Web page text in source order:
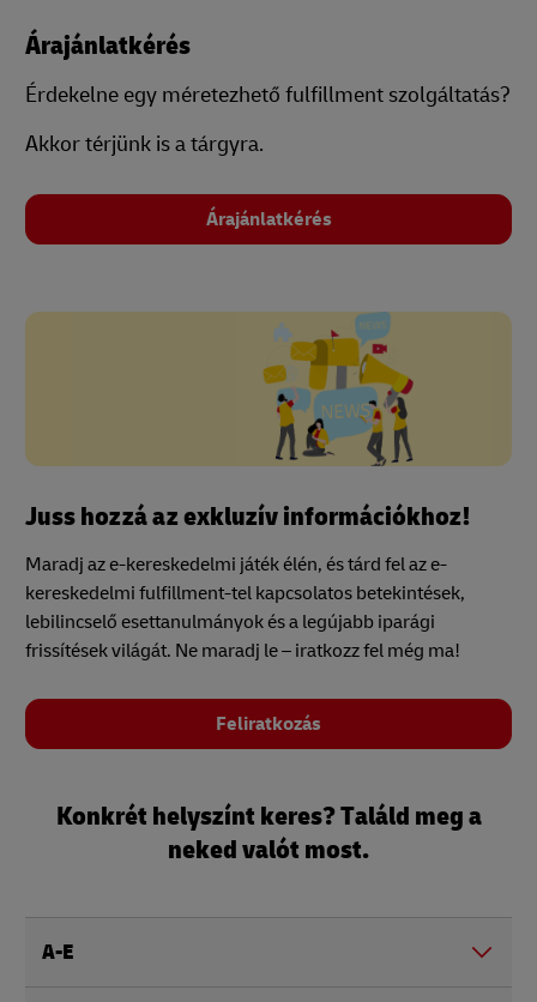
Árajánlatkérés
Érdekelne egy méretezhető fulfillment szolgáltatás?
Akkor térjünk is a tárgyra.
Árajánlatkérés
Juss hozzá az exkluzív információkhoz!
Maradj az e-kereskedelmi játék élén, és tárd fel az e-
kereskedelmi fulfillment-tel kapcsolatos betekintések,
lebilincselő esettanulmányok és a legújabb iparági
frissítések világát. Ne maradj le – iratkozz fel még ma!
Feliratkozás
Konkrét helyszínt keres? Találd meg a
neked valót most.
A-E